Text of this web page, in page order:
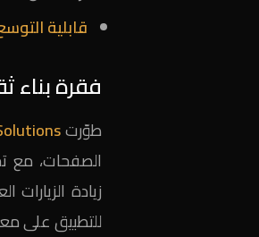
قابلية
فقرة بناء
طوّرت
زيادة
للتطبيق على